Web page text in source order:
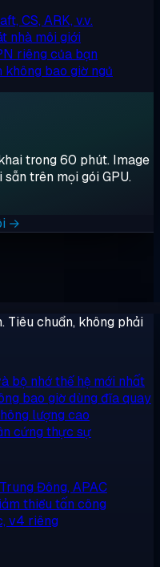
CS, ARK, v.v.
nhà môi giới
riêng của bạn
không bao giờ ngủ
trong 60 phút. Image
sẵn trên mọi gói GPU.
→
Tiêu chuẩn, không phải
bộ nhớ thế hệ mới nhất
bao giờ dùng đĩa quay
lượng cao
cứng thực sự
Đông, APAC
thiểu tấn công
v4 riêng